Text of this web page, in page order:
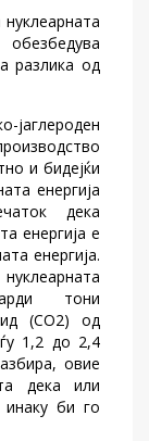
обезбедува
разлика од
јаглероден
и бидејќи
енергија
дека
енергија е
енергија.
тони
(СО2) од
1,2 до 2,4
овие
дека или
инаку би го